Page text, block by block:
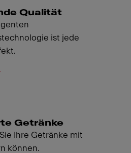
Qualität
ist jede
Getränke
Ihre Getränke mit
können.